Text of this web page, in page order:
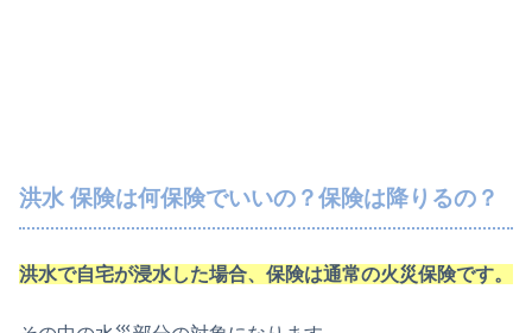
洪水 保険は何保険でいいの？保険は降りるの？
洪水で自宅が浸水した場合、保険は通常の火災保険です。